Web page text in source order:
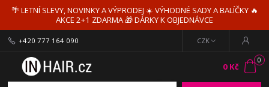
🌴 LETNÍ SLEVY, NOVINKY A VÝPRODEJ ☀️ VÝHODNÉ SADY A BALÍČKY 🔥
AKCE 2+1 ZDARMA 🎁 DÁRKY K OBJEDNÁVCE
CZK
+420 777 164 090
0
0 Kč